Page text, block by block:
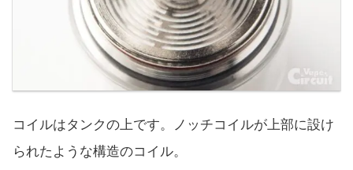
コイルはタンクの上です。ノッチコイルが上部に設け
られたような構造のコイル。